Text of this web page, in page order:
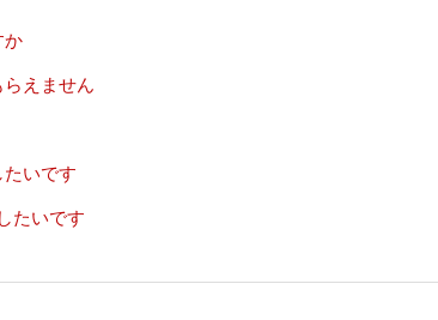
か
えません
いです
たいです